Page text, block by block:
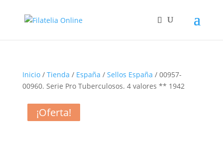
Inicio/ Tienda / España / Sellos España / 00957-
00960. Serie Pro Tuberculosos. 4 valores ** 1942
¡Oferta!
¡Oferta!
¡Oferta!
¡Oferta!